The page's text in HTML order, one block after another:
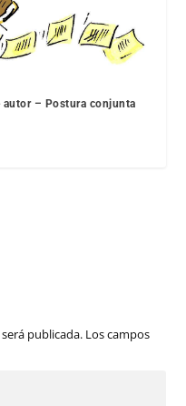
autor – Postura conjunta
publicada. Los campos